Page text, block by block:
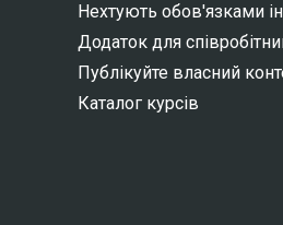
Нехтують обов'язками
Додаток для
Публікуйте власний
Каталог курсів